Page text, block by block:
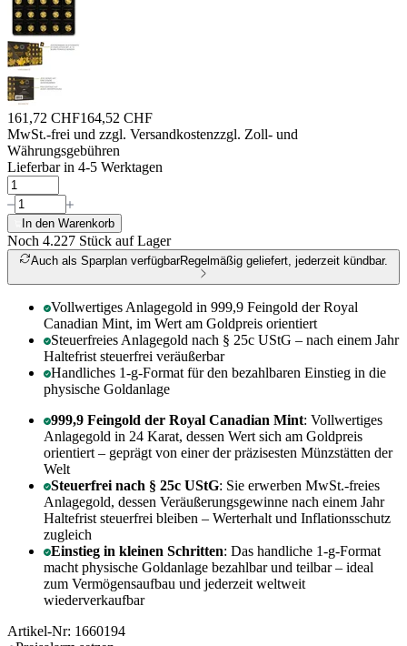
161,72 CHF164,52 CHF
MwSt.-frei und zzgl. Versandkostenzzgl. Zoll- und
Währungsgebühren
Lieferbar in 4-5 Werktagen
In den Warenkorb
Noch 4.227 Stück auf Lager
Auch als Sparplan verfügbarRegelmäßig geliefert, jederzeit kündbar.
Vollwertiges Anlagegold in 999,9 Feingold der Royal
Canadian Mint, im Wert am Goldpreis orientiert
Steuerfreies Anlagegold nach § 25c UStG – nach einem Jahr
Haltefrist steuerfrei veräußerbar
Handliches 1-g-Format für den bezahlbaren Einstieg in die
physische Goldanlage
999,9 Feingold der Royal Canadian Mint: Vollwertiges
Anlagegold in 24 Karat, dessen Wert sich am Goldpreis
orientiert – geprägt von einer der präzisesten Münzstätten der
Welt
Steuerfrei nach § 25c UStG: Sie erwerben MwSt.-freies
Anlagegold, dessen Veräußerungsgewinne nach einem Jahr
Haltefrist steuerfrei bleiben – Werterhalt und Inflationsschutz
zugleich
Einstieg in kleinen Schritten: Das handliche 1-g-Format
macht physische Goldanlage bezahlbar und teilbar – ideal
zum Vermögensaufbau und jederzeit weltweit
wiederverkaufbar
Artikel-Nr: 1660194